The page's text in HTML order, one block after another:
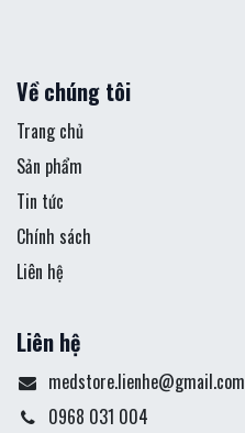
Về chúng tôi
Trang chủ
Sản phẩm
Tin tức
Chính sách
Liên hệ
Liên hệ
medstore.lienhe@gmail.com
0968 031 004